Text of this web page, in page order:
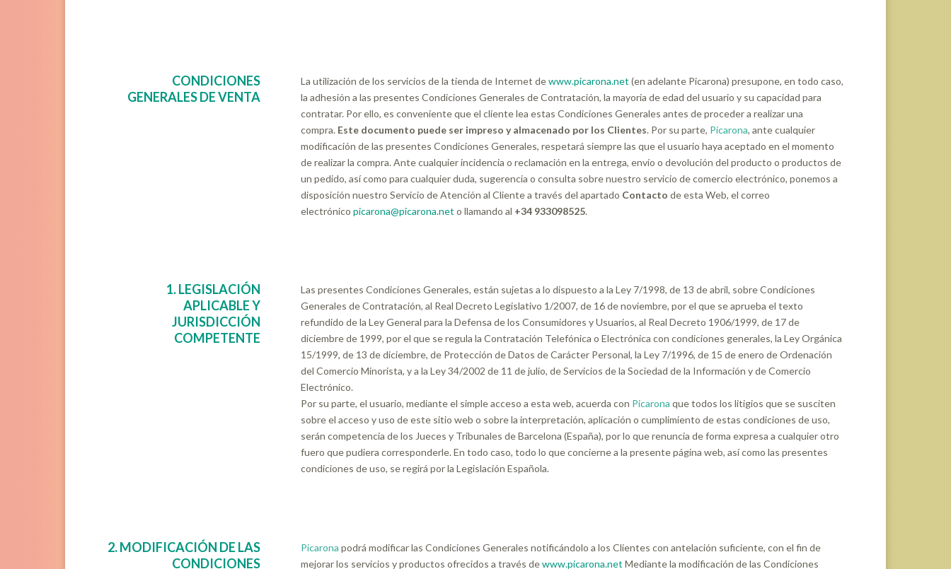
CONDICIONES
GENERALES DE VENTA
La utilización de los servicios de la tienda de Internet dewww.picarona.net (en adelante Picarona) presupone, en todo caso,
la adhesión a las presentes Condiciones Generales de Contratación, la mayoría de edad del usuario y su capacidad para
contratar. Por ello, es conveniente que el cliente lea estas Condiciones Generales antes de proceder a realizar una
compra. Este documento puede ser impreso y almacenado por los Clientes. Por su parte, Picarona, ante cualquier
modificación de las presentes Condiciones Generales, respetará siempre las que el usuario haya aceptado en el momento
de realizar la compra. Ante cualquier incidencia o reclamación en la entrega, envío o devolución del producto o productos de
un pedido, así como para cualquier duda, sugerencia o consulta sobre nuestro servicio de comercio electrónico, ponemos a
disposición nuestro Servicio de Atención al Cliente a través del apartado Contacto de esta Web, el correo
electrónicopicarona@picarona.net o llamando al +34 933098525.
1. LEGISLACIÓN
APLICABLE Y
JURISDICCIÓN
COMPETENTE
Las presentes Condiciones Generales, están sujetas a lo dispuesto a la Ley 7/1998, de 13 de abril, sobre Condiciones
Generales de Contratación, al Real Decreto Legislativo 1/2007, de 16 de noviembre, por el que se aprueba el texto
refundido de la Ley General para la Defensa de los Consumidores y Usuarios, al Real Decreto 1906/1999, de 17 de
diciembre de 1999, por el que se regula la Contratación Telefónica o Electrónica con condiciones generales, la Ley Orgánica
15/1999, de 13 de diciembre, de Protección de Datos de Carácter Personal, la Ley 7/1996, de 15 de enero de Ordenación
del Comercio Minorista, y a la Ley 34/2002 de 11 de julio, de Servicios de la Sociedad de la Información y de Comercio
Electrónico.
Por su parte, el usuario, mediante el simple acceso a esta web, acuerda con Picarona que todos los litigios que se susciten
sobre el acceso y uso de este sitio web o sobre la interpretación, aplicación o cumplimiento de estas condiciones de uso,
serán competencia de los Jueces y Tribunales de Barcelona (España), por lo que renuncia de forma expresa a cualquier otro
fuero que pudiera corresponderle. En todo caso, todo lo que concierne a la presente página web, así como las presentes
condiciones de uso, se regirá por la Legislación Española.
2. MODIFICACIÓN DE LAS
CONDICIONES
Picarona podrá modificar las Condiciones Generales notificándolo a los Clientes con antelación suficiente, con el fin de
mejorar los servicios y productos ofrecidos a través dewww.picarona.net Mediante la modificación de las Condiciones